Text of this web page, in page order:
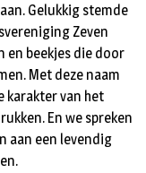
Gelukkig stemde
Zeven
en beekjes die door
Met deze naam
karakter van het
En we spreken
aan een levendig